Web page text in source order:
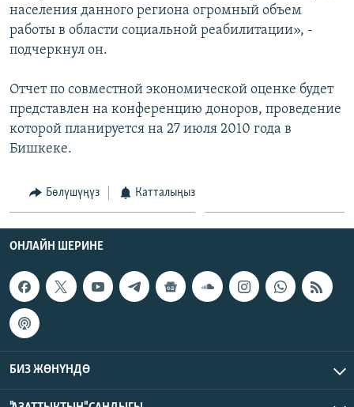
населения данного региона огромный объем
работы в области социальной реабилитации», -
подчеркнул он.
Отчет по совместной экономической оценке будет
представлен на конференцию доноров, проведение
которой планируется на 27 июля 2010 года в
Бишкеке.
Бөлүшүңүз Катталыңыз
ОНЛАЙН ШЕРИНЕ
БИЗ ЖӨНҮНДӨ